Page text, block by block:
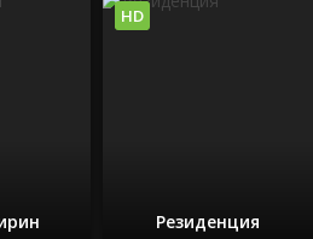
Резиденция
HD